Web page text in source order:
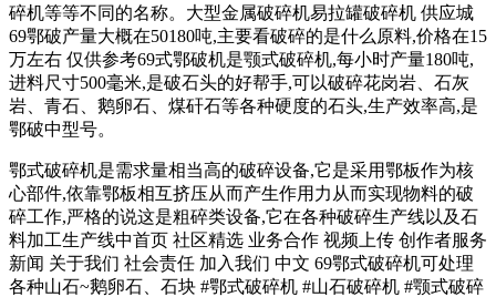
碎机等等不同的名称。大型金属破碎机易拉罐破碎机 供应城
69鄂破产量大概在50180吨,主要看破碎的是什么原料,价格在15
万左右 仅供参考69式鄂破机是颚式破碎机,每小时产量180吨,
进料尺寸500毫米,是破石头的好帮手,可以破碎花岗岩、石灰
岩、青石、鹅卵石、煤矸石等各种硬度的石头,生产效率高,是
鄂破中型号。
鄂式破碎机是需求量相当高的破碎设备,它是采用鄂板作为核
心部件,依靠鄂板相互挤压从而产生作用力从而实现物料的破
碎工作,严格的说这是粗碎类设备,它在各种破碎生产线以及石
料加工生产线中首页 社区精选 业务合作 视频上传 创作者服务
新闻 关于我们 社会责任 加入我们 中文 69鄂式破碎机可处理
各种山石~鹅卵石、石块 #鄂式破碎机 #山石破碎机 #颚式破碎